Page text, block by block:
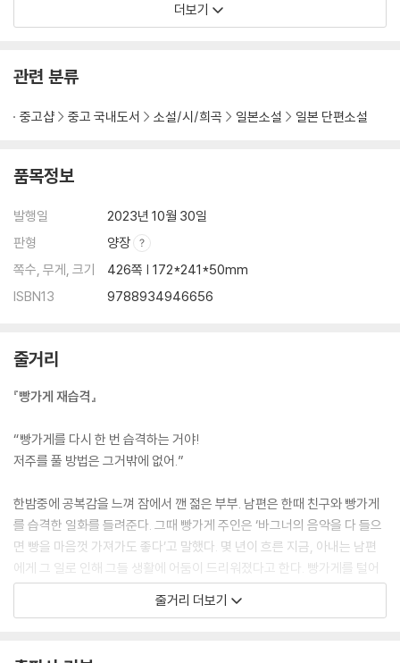
더보기
관련 분류
중고샵 중고 국내도서 소설/시/희곡 일본소설 일본 단편소설
품목정보
발행일
2023년 10월 30일
판형
양장
쪽수, 무게, 크기
426쪽 | 172*241*50mm
ISBN13
9788934946656
줄거리
『빵가게 재습격』
“빵가게를 다시 한 번 습격하는 거야!
저주를 풀 방법은 그거밖에 없어.”
한밤중에 공복감을 느껴 잠에서 깬 젊은 부부. 남편은 한때 친구와 빵가게
를 습격한 일화를 들려준다. 그때 빵가게 주인은 ‘바그너의 음악을 다 들으
면 빵을 마음껏 가져가도 좋다’고 말했다. 몇 년이 흐른 지금, 아내는 남편
에게 그 일로 인해 그들 생활에 어둠이 드리워졌다고 한다. 빵가게를 털어
야만 그 저주를 풀 수 있다는 것이다. 그렇듯 수수께끼 같은 대화의 끝에 두
사람은 한밤중의 도쿄를 운전하며 습격할 만한 빵가게를 찾기 시작한다.
줄거리 더보기